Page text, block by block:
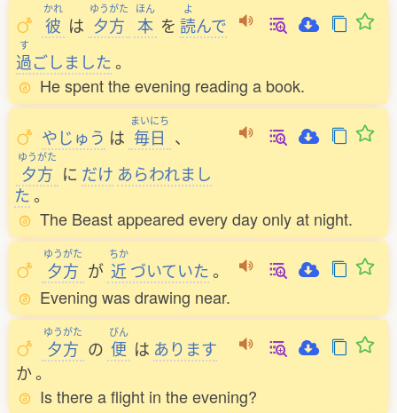
かれ
彼 は
ゆうがた
夕方
ほん
本 を
よ
読んで
す
過ごしました。
He spent the evening reading a book.
やじゅう は
まいにち
毎日 、
ゆうがた
夕方 に だけ あらわれまし
た。
The Beast appeared every day only at night.
ゆうがた
夕方 が
ちか
近づいていた。
Evening was drawing near.
ゆうがた
夕方 の
びん
便 は あります
か。
Is there a flight in the evening?